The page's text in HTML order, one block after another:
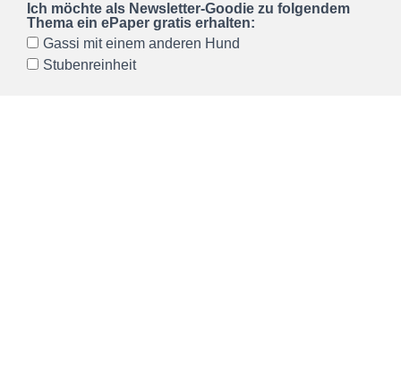
Ich möchte als Newsletter-Goodie zu folgendem
Thema ein ePaper gratis erhalten:
Gassi mit einem anderen Hund
Stubenreinheit